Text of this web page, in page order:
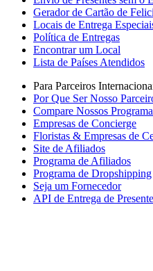
Gerador de Cartão de
Locais de Entrega
Política de Entregas
Encontrar um Local
Lista de Países Atendidos
Para Parceiros
Por Que Ser Nosso
Compare Nossos
Empresas de Concierge
Floristas & Empresas de
Site de Afiliados
Programa de Afiliados
Programa de Dropshipping
Seja um Fornecedor
API de Entrega de